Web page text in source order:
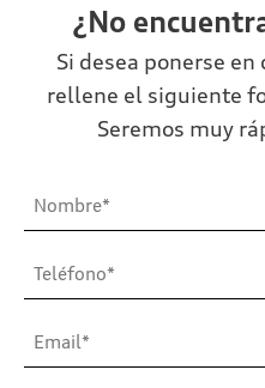
¿No
Si desea ponerse
rellene el siguiente
Seremos muy